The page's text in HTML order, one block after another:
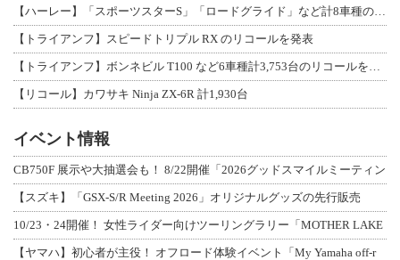
【トライアンフ】スピードトリプル RX のリコールを発表
【リコール】カワサキ Ninja ZX-6R 計1,930台
イベント情報
CB750F 展示や大抽選会も！ 8/22開催「2026グッドスマイルミーティン
【スズキ】「GSX-S/R Meeting 2026」オリジナルグッズの先行販売
10/23・24開催！ 女性ライダー向けツーリングラリー「MOTHER LAKE
【ヤマハ】初心者が主役！ オフロード体験イベント「My Yamaha off-r